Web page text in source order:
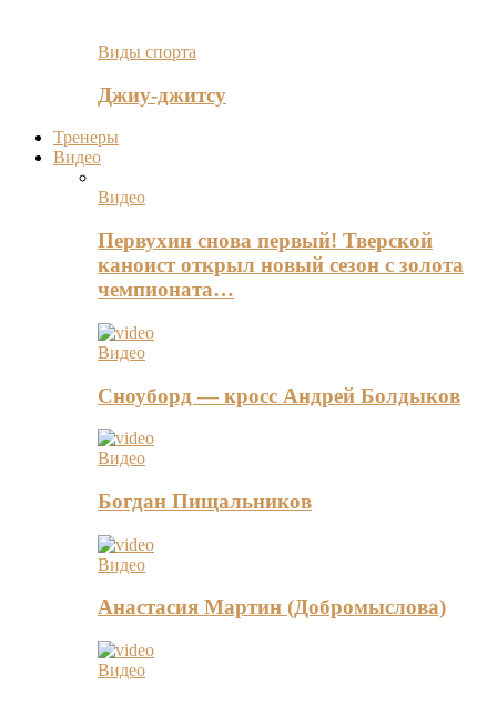
Виды спорта
Джиу-джитсу
Тренеры
Видео
Видео
Первухин снова первый! Тверской
каноист открыл новый сезон с золота
чемпионата…
Видео
Сноуборд — кросс Андрей Болдыков
Видео
Богдан Пищальников
Видео
Анастасия Мартин (Добромыслова)
Видео